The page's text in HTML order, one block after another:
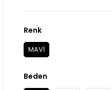
Renk
MAVİ
Beden